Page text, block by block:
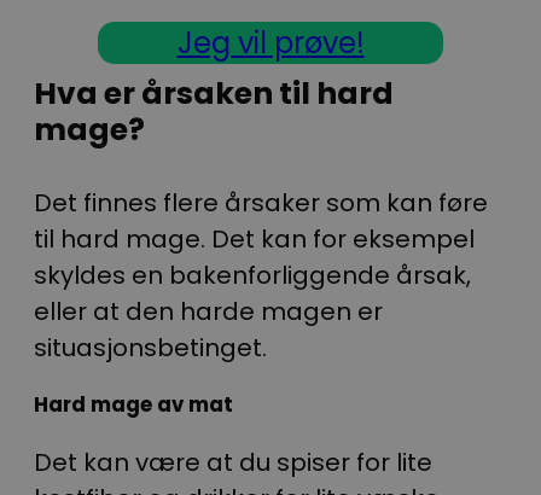
Jeg vil prøve!
Hva er årsaken til hard
mage?
Det finnes flere årsaker som kan føre
til hard mage. Det kan for eksempel
skyldes en bakenforliggende årsak,
eller at den harde magen er
situasjonsbetinget.
Hard mage av mat
Det kan være at du spiser for lite